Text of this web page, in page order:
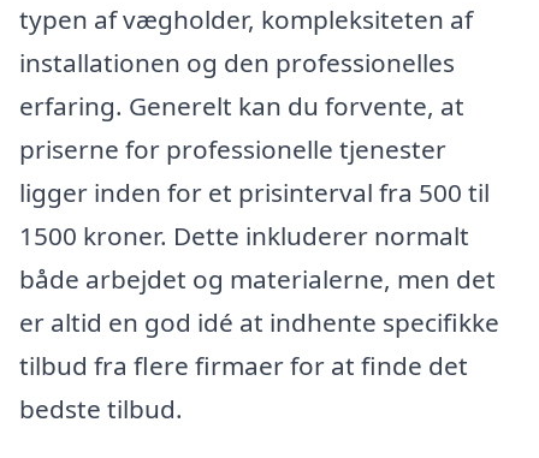
typen af vægholder, kompleksiteten af
installationen og den professionelles
erfaring. Generelt kan du forvente, at
priserne for professionelle tjenester
ligger inden for et prisinterval fra 500 til
1500 kroner. Dette inkluderer normalt
både arbejdet og materialerne, men det
er altid en god idé at indhente specifikke
tilbud fra flere firmaer for at finde det
bedste tilbud.